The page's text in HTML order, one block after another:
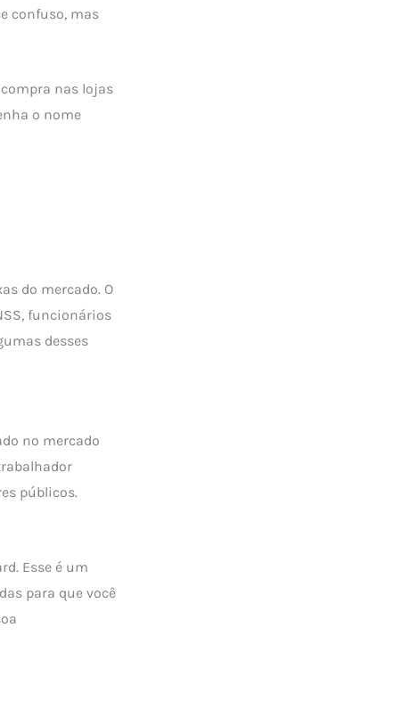
confuso, mas
nas lojas
o nome
do mercado. O
funcionários
desses
no mercado
públicos.
Esse é um
para que você